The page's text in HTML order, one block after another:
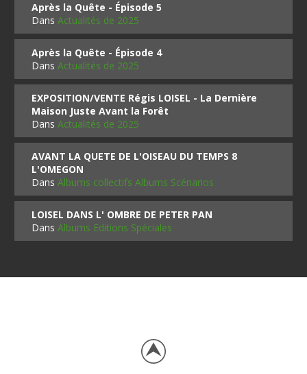
Après la Quête - Épisode 5
DansActualités de 2025
Après la Quête - Épisode 4
DansActualités de 2025
EXPOSITION/VENTE Régis LOISEL - La Dernière
Maison Juste Avant la Forêt
DansActualités de 2025
AVANT LA QUETE DE L'OISEAU DU TEMPS 8
L'OMEGON
DansAlbums collectifs Albums Scénarios
LOISEL DANS L' OMBRE DE PETER PAN
DansAlbums Editions Spéciales